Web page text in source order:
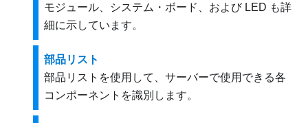
モジュール、システム・ボード、および LED も詳
細に示しています。
部品リスト
部品リストを使用して、サーバーで使用できる各
コンポーネントを識別します。